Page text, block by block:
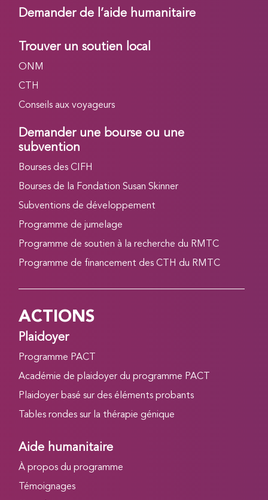
Demander de l’aide humanitaire
Trouver un soutien local
ONM
CTH
Conseils aux voyageurs
Demander une bourse ou une
subvention
Bourses des CIFH
Bourses de la Fondation Susan Skinner
Subventions de développement
Programme de jumelage
Programme de soutien à la recherche du RMTC
Programme de financement des CTH du RMTC
ACTIONS
Plaidoyer
Programme PACT
Académie de plaidoyer du programme PACT
Plaidoyer basé sur des éléments probants
Tables rondes sur la thérapie génique
Aide humanitaire
À propos du programme
Témoignages